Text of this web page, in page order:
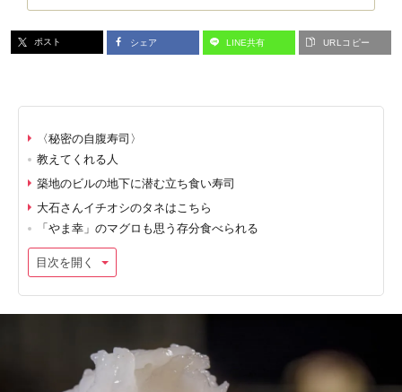
ポスト シェア LINE共有 URLコピー
〈秘密の自腹寿司〉
教えてくれる人
築地のビルの地下に潜む立ち食い寿司
大石さんイチオシのタネはこちら
「やま幸」のマグロも思う存分食べられる
目次を開く